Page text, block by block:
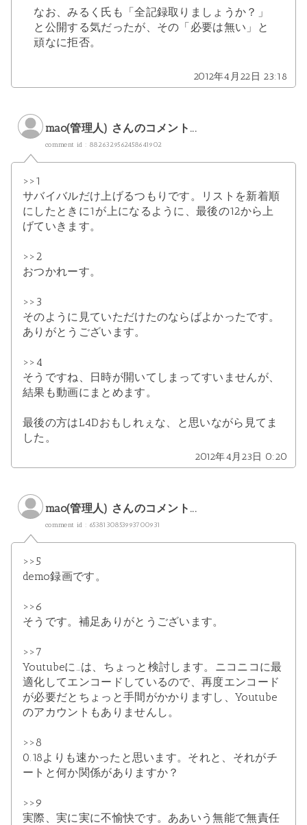
なお、みるく氏も「全記録取りましょうか？」
と公開する気だったが、その「必要は無い」と
頑なに拒否。
2012年4月22日 23:18
mao(管理人) さんのコメント...
comment id : 8826329562458641902
>>1
サバイバルだけ上げるつもりです。リストを新着順
にしたときに1が上になるように、最後の12から上
げていきます。
>>2
おつかれーす。
>>3
そのように見ていただけたのならばよかったです。
ありがとうございます。
>>4
そうですね、日時が開いてしまってすいませんが、
結果も動画にまとめます。
最後の方はL4Dおもしれぇな、と思いながら見てま
した。
2012年4月23日 0:20
mao(管理人) さんのコメント...
comment id : 6538130853993700931
>>5
demo録画です。
>>6
そうです。補足ありがとうございます。
>>7
Youtubeに…は、ちょっと検討します。ニコニコに最
適化してエンコードしているので、再度エンコード
が必要だとちょっと手間がかかりますし、Youtube
のアカウントもありませんし。
>>8
0.18よりも速かったと思います。それと、それがチ
ートと何か関係がありますか？
>>9
実際、実に実に不愉快です。ああいう無能で無責任